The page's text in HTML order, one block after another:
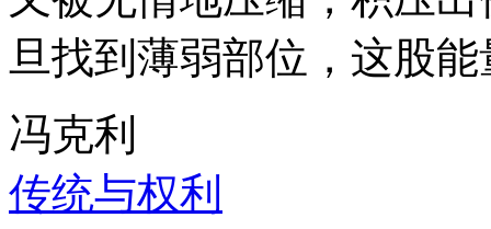
旦找到薄弱部位，这股
冯克利
传统与权利